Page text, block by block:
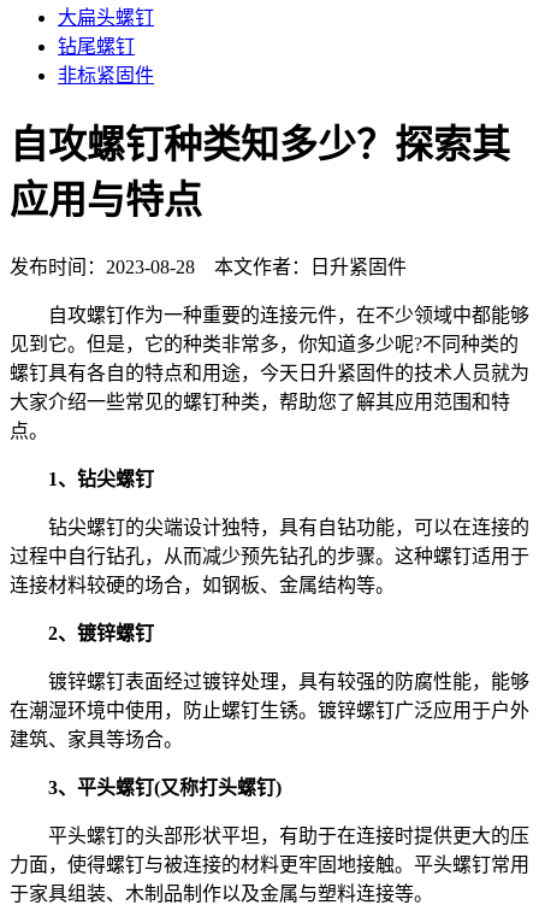
大扁头螺钉
钻尾螺钉
非标紧固件
自攻螺钉种类知多少？探索其
应用与特点
发布时间：2023-08-28 本文作者：日升紧固件
自攻螺钉作为一种重要的连接元件，在不少领域中都能够
见到它。但是，它的种类非常多，你知道多少呢?不同种类的
螺钉具有各自的特点和用途，今天日升紧固件的技术人员就为
大家介绍一些常见的螺钉种类，帮助您了解其应用范围和特
点。
1、钻尖螺钉
钻尖螺钉的尖端设计独特，具有自钻功能，可以在连接的
过程中自行钻孔，从而减少预先钻孔的步骤。这种螺钉适用于
连接材料较硬的场合，如钢板、金属结构等。
2、镀锌螺钉
镀锌螺钉表面经过镀锌处理，具有较强的防腐性能，能够
在潮湿环境中使用，防止螺钉生锈。镀锌螺钉广泛应用于户外
建筑、家具等场合。
3、平头螺钉(又称打头螺钉)
平头螺钉的头部形状平坦，有助于在连接时提供更大的压
力面，使得螺钉与被连接的材料更牢固地接触。平头螺钉常用
于家具组装、木制品制作以及金属与塑料连接等。